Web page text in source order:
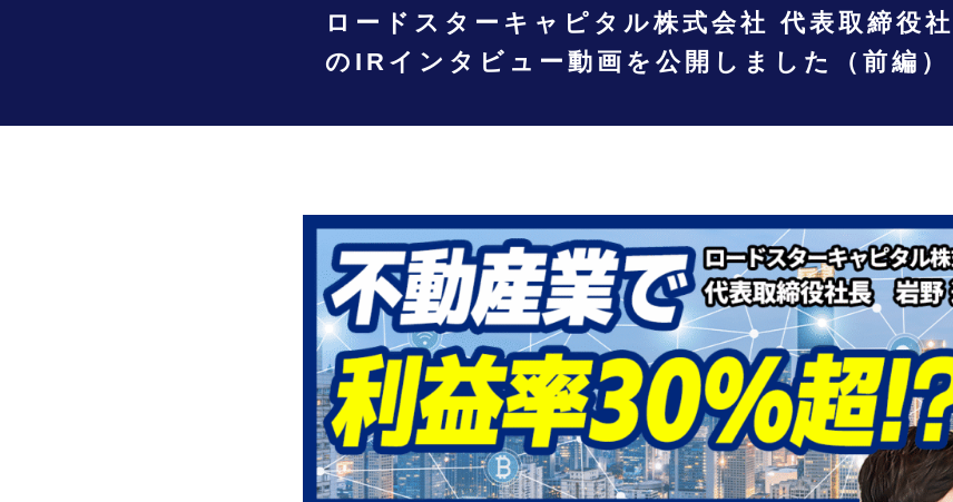
ロードスターキャピタル株式会社 代表取締役
のIRインタビュー動画を公開しました（前編）